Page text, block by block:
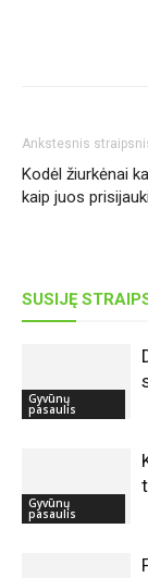
Ankstesnis
Kodėl žiurkėnai
kaip juos
SUSIJĘ
Gyvūnų
pasaulis
Gyvūnų
pasaulis